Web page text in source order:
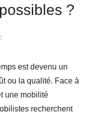
?
est devenu un
ou la qualité. Face à
une mobilité
recherchent